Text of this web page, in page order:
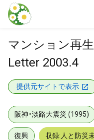
本文に飛ぶ
マンション再
Letter 2003.4
提供元サイトで表示
阪神・淡路大震災 (1995)
復興 収録:人と防災